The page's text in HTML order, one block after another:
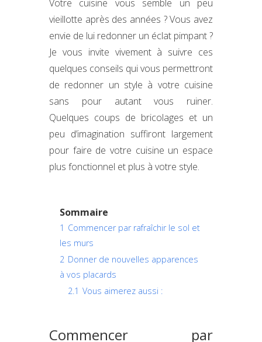
Votre cuisine vous semble un peu
vieillotte après des années ? Vous avez
envie de lui redonner un éclat pimpant ?
Je vous invite vivement à suivre ces
quelques conseils qui vous permettront
de redonner un style à votre cuisine
sans pour autant vous ruiner.
Quelques coups de bricolages et un
peu d’imagination suffiront largement
pour faire de votre cuisine un espace
plus fonctionnel et plus à votre style.
Sommaire
1 Commencer par rafraîchir le sol et
les murs
2 Donner de nouvelles apparences
à vos placards
2.1 Vous aimerez aussi :
Commencer par